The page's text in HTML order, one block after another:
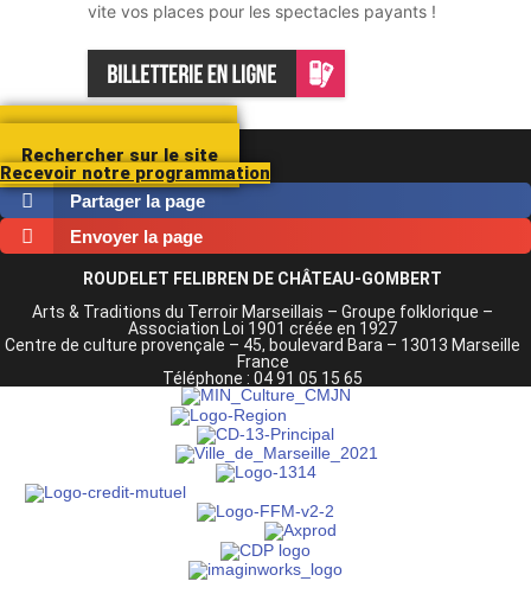
vite vos places pour les spectacles payants !
Rechercher sur le site
Recevoir notre programmation
Partager la page
Envoyer la page
ROUDELET FELIBREN DE CHÂTEAU-GOMBERT
Arts & Traditions du Terroir Marseillais – Groupe folklorique –
Association Loi 1901 créée en 1927
Centre de culture provençale – 45, boulevard Bara – 13013 Marseille
France
Téléphone : 04 91 05 15 65